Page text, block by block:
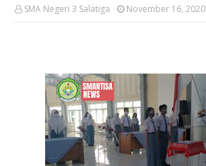
SMA Negeri 3 Salatiga November 16, 2020